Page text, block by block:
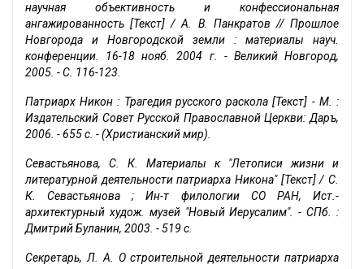
научная объективность и конфессиональная
ангажированность [Текст] / А. В. Панкратов // Прошлое
Новгорода и Новгородской земли : материалы науч.
конференции. 16-18 нояб. 2004 г. - Великий Новгород,
2005. - С. 116-123.
Патриарх Никон : Трагедия русского раскола [Текст] - М. :
Издательский Совет Русской Православной Церкви: Даръ,
2006. - 655 с. - (Христианский мир).
Севастьянова, С. К. Материалы к "Летописи жизни и
литературной деятельности патриарха Никона" [Текст] / С.
К. Севастьянова ; Ин-т филологии СО РАН, Ист.-
архитектурный худож. музей "Новый Иерусалим". - СПб. :
Дмитрий Буланин, 2003. - 519 с.
Секретарь, Л. А. О строительной деятельности патриарха